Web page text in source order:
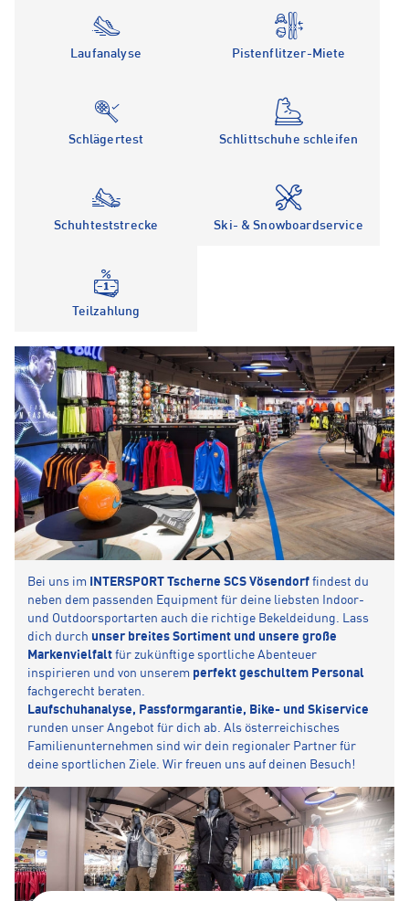
Laufanalyse Pistenflitzer-Miete
Schlägertest Schlittschuhe schleifen
Schuhteststrecke Ski- & Snowboardservice
Teilzahlung
Bei uns im INTERSPORT Tscherne SCS Vösendorf findest du
neben dem passenden Equipment für deine liebsten Indoor-
und Outdoorsportarten auch die richtige Bekeldeidung. Lass
dich durch unser breites Sortiment und unsere große
Markenvielfalt für zukünftige sportliche Abenteuer
inspirieren und von unserem perfekt geschultem Personal
fachgerecht beraten.
Laufschuhanalyse, Passformgarantie, Bike- und Skiservice
runden unser Angebot für dich ab. Als österreichisches
Familienunternehmen sind wir dein regionaler Partner für
deine sportlichen Ziele. Wir freuen uns auf deinen Besuch!